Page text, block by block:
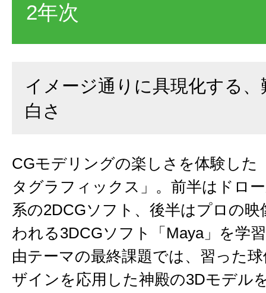
2年次
イメージ通りに具現化する
白さ
CGモデリングの楽しさを体験した
タグラフィックス」。前半はドロ
系の2DCGソフト、後半はプロの映
われる3DCGソフト「Maya」を学
由テーマの最終課題では、習った
ザインを応用した神殿の3Dモデル